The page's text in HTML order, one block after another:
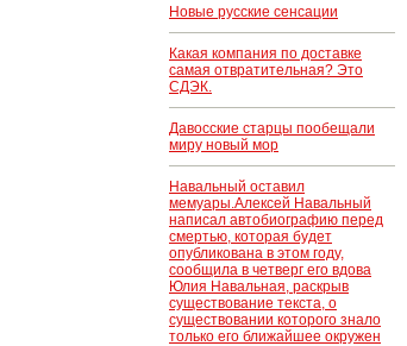
новости
Новые русские сенсации
Какая компания по доставке
самая отвратительная? Это
СДЭК.
Давосские старцы пообещали
миру новый мор
Навальный оставил
мемуары.Алексей Навальный
написал автобиографию перед
смертью, которая будет
опубликована в этом году,
сообщила в четверг его вдова
Юлия Навальная, раскрыв
существование текста, о
существовании которого знало
только его ближайшее окружен